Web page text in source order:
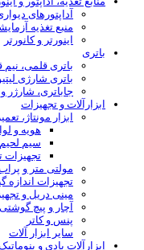
آداپتورهای
منبع تغذیه
اینورتر و کانورتر
باتری
باتری قلمی،
باتری شارژی
جاباتری، شارژر
ابزارآلات و تجهیزات
ابزار مونتاژ،
هویه و
سیم
تجهیزات
مولتی متر و
تجهیزات اندازه
مینی دریل و
آچار و پیچ گوشتی
پنس و کاتر
سایر ابزار آلات
ابزارآلات بادی و